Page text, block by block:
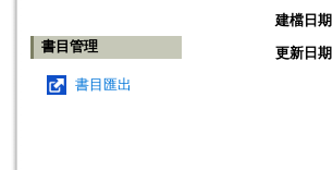
書目管理
書目匯出
建檔日期
更新日期